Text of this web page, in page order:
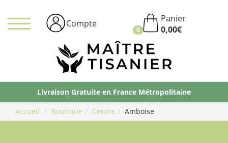
Compte
Panier
0,00€
0
Livraison Gratuite en France Métropolitaine
Accueil
Boutique Centre Amboise